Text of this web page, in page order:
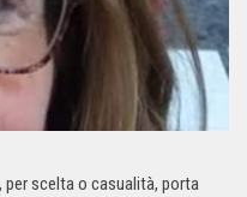
per scelta o casualità, porta